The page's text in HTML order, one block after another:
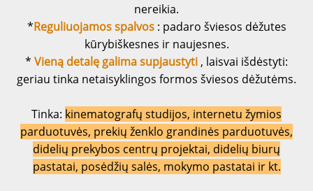
nereikia.
*Reguliuojamos spalvos : padaro šviesos dėžutes
kūrybiškesnes ir naujesnes.
* Vieną detalę galima supjaustyti , laisvai išdėstyti:
geriau tinka netaisyklingos formos šviesos dėžutėms.
Tinka: kinematografų studijos, internetu žymios
parduotuvės, prekių ženklo grandinės parduotuvės,
didelių prekybos centrų projektai, didelių biurų
pastatai, posėdžių salės, mokymo pastatai ir kt.